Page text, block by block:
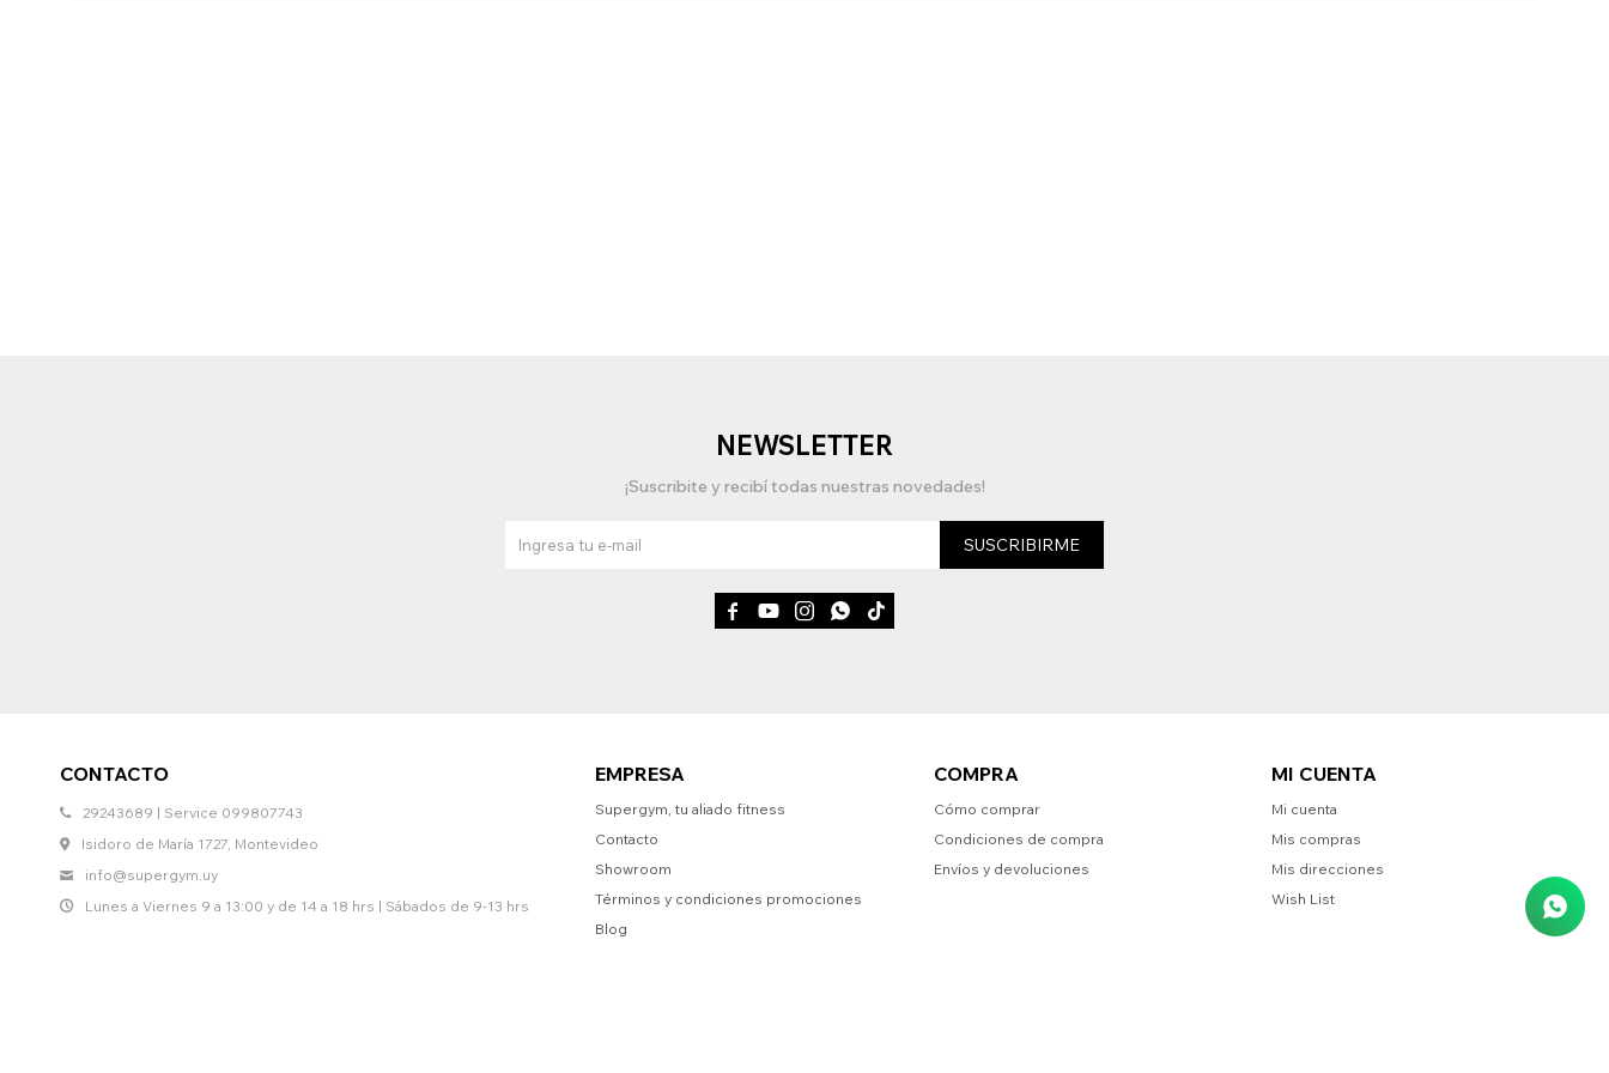
CONTACTO
29243689 | Service 099807743
Isidoro de María 1727, Montevideo
info@supergym.uy
Lunes a Viernes 9 a 13:00 y de 14 a 18 hrs | Sábados de 9-13 hrs
EMPRESA
Supergym, tu aliado fitness
Contacto
Showroom
Términos y condiciones promociones
Blog
COMPRA
Cómo comprar
Condiciones de compra
Envíos y devoluciones
MI CUENTA
Mi cuenta
Mis compras
Mis direcciones
Wish List
NEWSLETTER
¡Suscribite y recibí todas nuestras novedades!
SUSCRIBIRME
    